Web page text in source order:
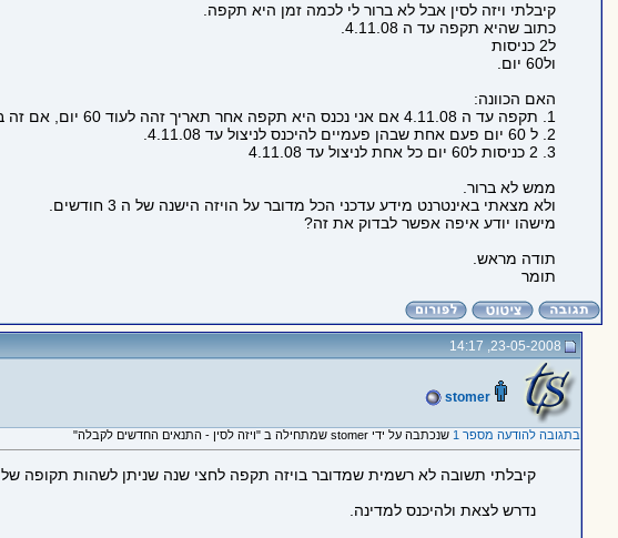
קיבלתי ויזה לסין אבל לא ברור לי לכמה זמן היא תקפה.
כתוב שהיא תקפה עד ה 4.11.08.
ל2 כניסות
ול60 יום.
האם הכוונה:
1. תקפה עד ה 4.11.08 אם אני נכנס היא תקפה אחר תאריך זהה לעוד 60 יום, אם זה ביום האחרון, ולפני לעוד כניסה.
2. ל 60 יום פעם אחת שבהן פעמיים להיכנס לניצול עד 4.11.08.
3. 2 כניסות ל60 יום כל אחת לניצול עד 4.11.08
ממש לא ברור.
ולא מצאתי באינטרנט מידע עדכני הכל מדובר על הויזה הישנה של ה 3 חודשים.
מישהו יודע איפה אפשר לבדוק את זה?
תודה מראש.
תומר
23-05-2008, 14:17
stomer
בתגובה להודעה מספר 1 שנכתבה על ידי stomer שמתחילה ב "ויזה לסין - התנאים החדשים לקבלה"
קיבלתי תשובה לא רשמית שמדובר בויזה תקפה לחצי שנה שניתן לשהות תקופה של 60 יום פעמיים,
נדרש לצאת ולהיכנס למדינה.